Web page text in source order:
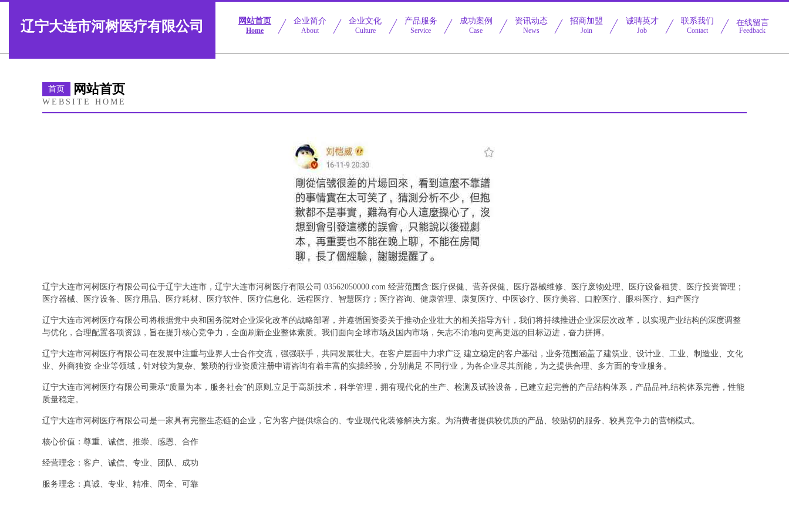
辽宁大连市河树医疗有限公司 网站首页
Home
企业简介
About
企业文化
Culture
产品服务
Service
成功案例
Case
资讯动态
News
招商加盟
Join
诚聘英才
Job
联系我们
Contact
在线留言
Feedback
首页 网站首页
WEBSITE HOME
辽宁大连市河树医疗有限公司位于辽宁大连市，辽宁大连市河树医疗有限公司 03562050000.com 经营范围含:医疗保健、营养保健、医疗器械维修、医疗废物处理、医疗设备租赁、医疗投资管理；
医疗器械、医疗设备、医疗用品、医疗耗材、医疗软件、医疗信息化、远程医疗、智慧医疗；医疗咨询、健康管理、康复医疗、中医诊疗、医疗美容、口腔医疗、眼科医疗、妇产医疗
辽宁大连市河树医疗有限公司将根据党中央和国务院对企业深化改革的战略部署，并遵循国资委关于推动企业壮大的相关指导方针，我们将持续推进企业深层次改革，以实现产业结构的深度调整
与优化，合理配置各项资源，旨在提升核心竞争力，全面刷新企业整体素质。我们面向全球市场及国内市场，矢志不渝地向更高更远的目标迈进，奋力拼搏。
辽宁大连市河树医疗有限公司在发展中注重与业界人士合作交流，强强联手，共同发展壮大。在客户层面中力求广泛 建立稳定的客户基础，业务范围涵盖了建筑业、设计业、工业、制造业、文化
业、外商独资 企业等领域，针对较为复杂、繁琐的行业资质注册申请咨询有着丰富的实操经验，分别满足 不同行业，为各企业尽其所能，为之提供合理、多方面的专业服务。
辽宁大连市河树医疗有限公司秉承“质量为本，服务社会”的原则,立足于高新技术，科学管理，拥有现代化的生产、检测及试验设备，已建立起完善的产品结构体系，产品品种,结构体系完善，性能
质量稳定。
辽宁大连市河树医疗有限公司是一家具有完整生态链的企业，它为客户提供综合的、专业现代化装修解决方案。为消费者提供较优质的产品、较贴切的服务、较具竞争力的营销模式。
核心价值：尊重、诚信、推崇、感恩、合作
经营理念：客户、诚信、专业、团队、成功
服务理念：真诚、专业、精准、周全、可靠